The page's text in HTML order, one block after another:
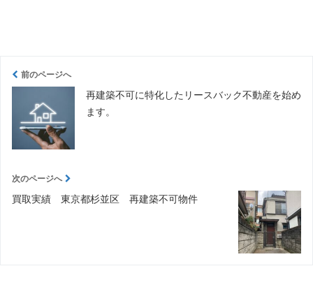
前のページへ
再建築不可に特化したリースバック不動産を始め
ます。
次のページへ
買取実績 東京都杉並区 再建築不可物件